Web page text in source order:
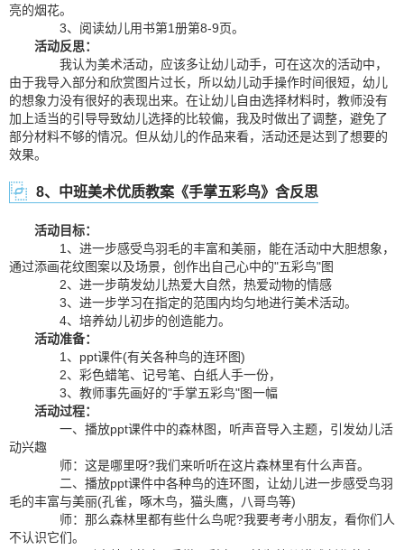
亮的烟花。
3、阅读幼儿用书第1册第8-9页。
活动反思：
我认为美术活动，应该多让幼儿动手，可在这次的活动中，
由于我导入部分和欣赏图片过长，所以幼儿动手操作时间很短，幼儿
的想象力没有很好的表现出来。在让幼儿自由选择材料时，教师没有
加上适当的引导导致幼儿选择的比较偏，我及时做出了调整，避免了
部分材料不够的情况。但从幼儿的作品来看，活动还是达到了想要的
效果。
8、中班美术优质教案《手掌五彩鸟》含反思
活动目标：
1、进一步感受鸟羽毛的丰富和美丽，能在活动中大胆想象，
通过添画花纹图案以及场景，创作出自己心中的"五彩鸟"图
2、进一步萌发幼儿热爱大自然，热爱动物的情感
3、进一步学习在指定的范围内均匀地进行美术活动。
4、培养幼儿初步的创造能力。
活动准备：
1、ppt课件(有关各种鸟的连环图)
2、彩色蜡笔、记号笔、白纸人手一份，
3、教师事先画好的"手掌五彩鸟"图一幅
活动过程：
一、播放ppt课件中的森林图，听声音导入主题，引发幼儿活
动兴趣
师：这是哪里呀?我们来听听在这片森林里有什么声音。
二、播放ppt课件中各种鸟的连环图，让幼儿进一步感受鸟羽
毛的丰富与美丽(孔雀，啄木鸟，猫头鹰，八哥鸟等)
师：那么森林里都有些什么鸟呢?我要考考小朋友，看你们人
不认识它们。